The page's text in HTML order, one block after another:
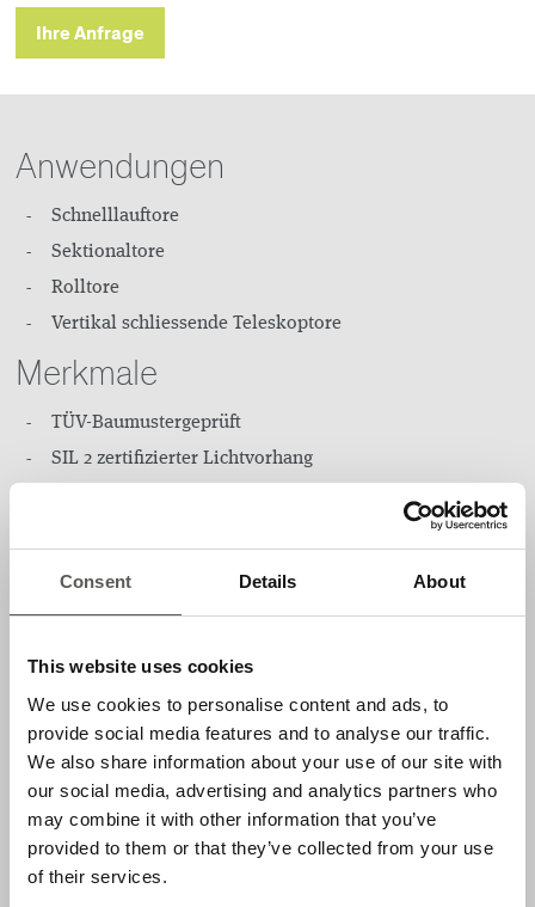
Consent Details About
This website uses cookies
We use cookies to personalise content and ads, to
provide social media features and to analyse our traffic.
We also share information about your use of our site with
our social media, advertising and analytics partners who
may combine it with other information that you’ve
provided to them or that they’ve collected from your use
of their services.
Ihre Anfrage
Anwendungen
Schnelllauftore
Sektionaltore
Rolltore
Vertikal schliessende Teleskoptore
Merkmale
TÜV-Baumustergeprüft
SIL 2 zertifizierter Lichtvorhang
Einzelstrahl-Information
Standby-Modus
Wartungsdaten
Für Torgeschwindigkeiten bis 1.6 m/s
Leistenquerschnitt nur 12 mm × 14.5 mm
Vorteile